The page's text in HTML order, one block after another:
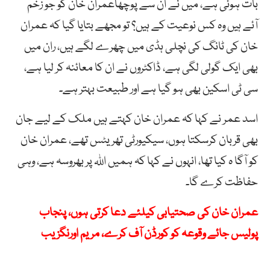
بات ہوئی ہے، میں نے ان سے پوچھاعمران خان کو جو زخم
آئے ہیں وہ کس نوعیت کے ہیں؟ تو مجھے بتایا گیا کہ عمران
خان کی ٹانگ کی نچلی ہڈی میں چھرے لگے ہیں، ران میں
بھی ایک گولی لگی ہے، ڈاکٹروں نے ان کا معائنہ کر لیا ہے،
سی ٹی اسکین بھی ہو گیا ہے اور طبیعت بہتر ہے۔
اسد عمر نے کہا کہ عمران خان کہتے ہیں ملک کے لیے جان
بھی قربان کرسکتا ہوں، سیکیورٹی تھریٹس تھے، عمران خان
کو آگا ہ کیا تھا، انہوں نے کہا کہ ہمیں اللہ پر بھروسہ ہے، وہی
حفاظت کرے گا۔
عمران خان کی صحتیابی کیلئے دعا کرتی ہوں، پنجاب
پولیس جائے وقوعہ کو کورڈن آف کرے، مریم اورنگزیب